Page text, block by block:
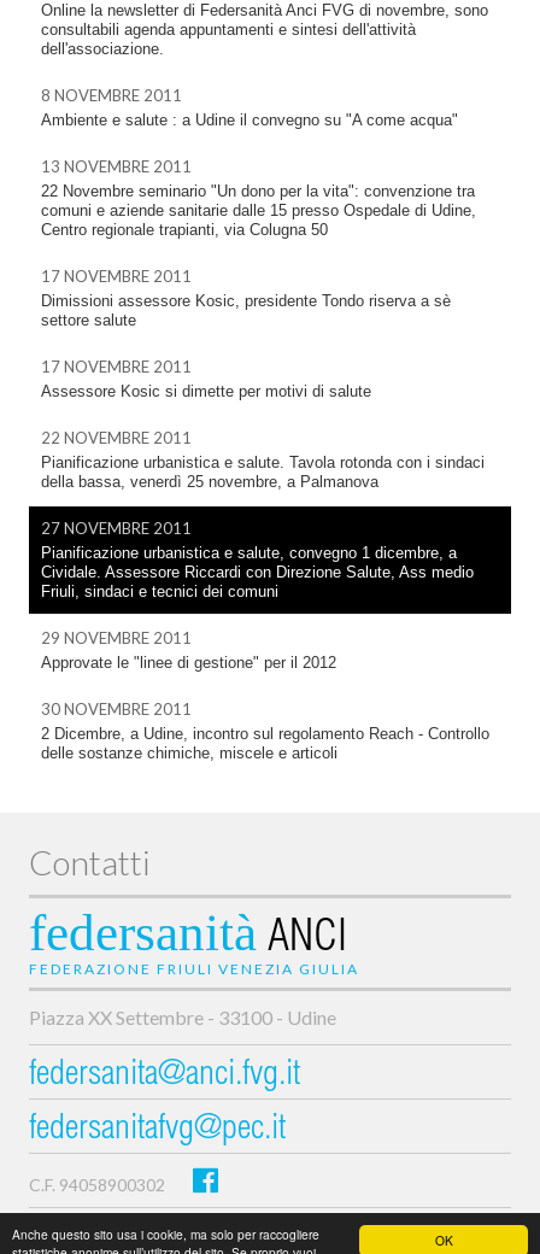
OK
Anche questo sito usa i cookie, ma solo per raccogliere
Online la newsletter di Federsanità Anci FVG di novembre, sono
consultabili agenda appuntamenti e sintesi dell'attività
dell'associazione.
8 NOVEMBRE 2011
Ambiente e salute : a Udine il convegno su "A come acqua"
13 NOVEMBRE 2011
22 Novembre seminario "Un dono per la vita": convenzione tra
comuni e aziende sanitarie dalle 15 presso Ospedale di Udine,
Centro regionale trapianti, via Colugna 50
17 NOVEMBRE 2011
Dimissioni assessore Kosic, presidente Tondo riserva a sè
settore salute
17 NOVEMBRE 2011
Assessore Kosic si dimette per motivi di salute
22 NOVEMBRE 2011
Pianificazione urbanistica e salute. Tavola rotonda con i sindaci
della bassa, venerdì 25 novembre, a Palmanova
27 NOVEMBRE 2011
Pianificazione urbanistica e salute, convegno 1 dicembre, a
Cividale. Assessore Riccardi con Direzione Salute, Ass medio
Friuli, sindaci e tecnici dei comuni
29 NOVEMBRE 2011
Approvate le "linee di gestione" per il 2012
30 NOVEMBRE 2011
2 Dicembre, a Udine, incontro sul regolamento Reach - Controllo
delle sostanze chimiche, miscele e articoli
Contatti
federsanità ANCI
FEDERAZIONE FRIULI VENEZIA GIULIA
Piazza XX Settembre - 33100 - Udine
federsanita@anci.fvg.it
federsanitafvg@pec.it
C.F. 94058900302
Privacy e cookie policy